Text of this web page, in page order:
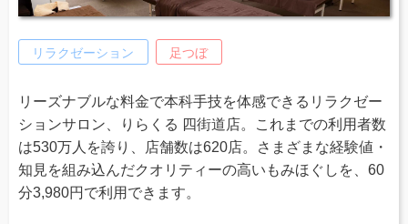
リラクゼーション 足つぼ
リーズナブルな料金で本科手技を体感できるリラクゼー
ションサロン、りらくる 四街道店。これまでの利用者数
は530万人を誇り、店舗数は620店。さまざまな経験値・
知見を組み込んだクオリティーの高いもみほぐしを、60
分3,980円で利用できます。